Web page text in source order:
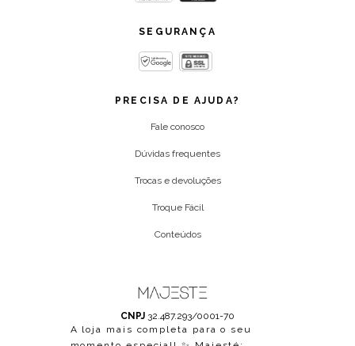
SEGURANÇA
PRECISA DE AJUDA?
Fale conosco
Dúvidas frequentes
Trocas e devoluções
Troque Fácil
Conteúdos
CNPJ 32.487.293/0001-70
A loja mais completa para o seu